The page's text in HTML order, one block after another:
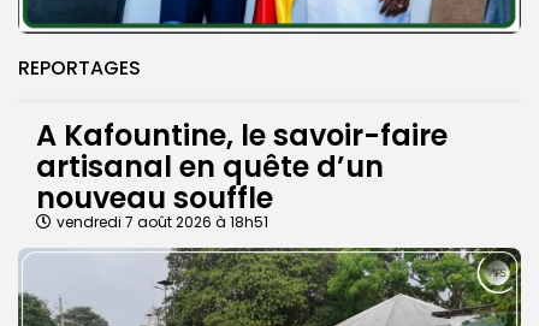
REPORTAGES
A Kafountine, le savoir-faire
artisanal en quête d’un
nouveau souffle
vendredi 7 août 2026 à 18h51